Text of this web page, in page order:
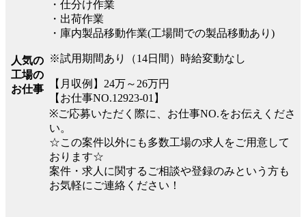
人気の
工場の
お仕事
・仕分け作業
・出荷作業
・庫内製品移動作業(工場間での製品移動あり)
※試用期間あり（14日間）時給変動なし
【月収例】24万～26万円
【お仕事NO.12923-01】
※ご応募いただく際に、お仕事NO.をお伝えくださ
い。
☆この案件以外にも多数工場の求人をご用意して
おります☆
案件・求人に関するご相談や登録のみという方も
お気軽にご連絡ください！